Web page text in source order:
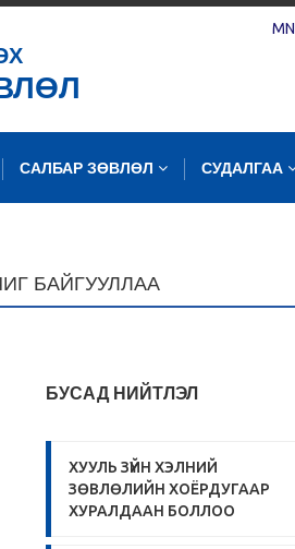
MN
САЛБАР ЗӨВЛӨЛ СУДАЛГАА
БАЙГУУЛЛАА
БУСАД НИЙТЛЭЛ
ХУУЛЬ ЗҮЙН ХЭЛНИЙ
ЗӨВЛӨЛИЙН ХОЁРДУГААР
ХУРАЛДААН БОЛЛОО